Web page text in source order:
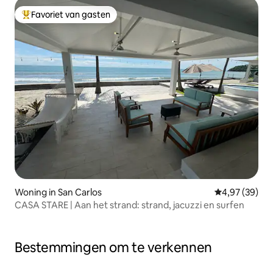
Topfavoriet van gasten
Favoriet van gasten
Woning in San Carlos Gemiddelde
4,97 (39)
CASA STARE | Aan het strand: strand, jacuzzi en surfen
Bestemmingen om te verkennen